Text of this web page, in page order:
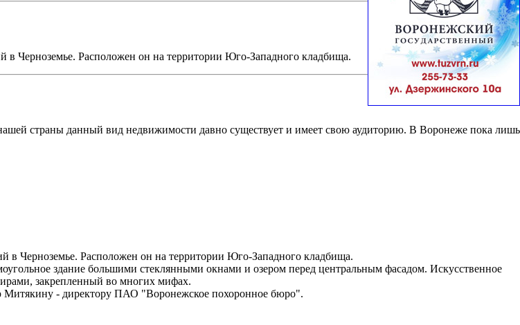
в Черноземье. Расположен он на территории Юго-Западного кладбища.
страны данный вид недвижимости давно существует и имеет свою аудиторию. В Воронеже пока лишь
в Черноземье. Расположен он на территории Юго-Западного кладбища.
здание большими стеклянными окнами и озером перед центральным фасадом. Искусственное
закрепленный во многих мифах.
Митякину - директору ПАО "Воронежское похоронное бюро".